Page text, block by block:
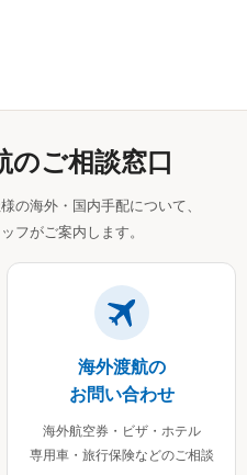
のご相談窓口
の海外・国内手配について、
フがご案内します。
海外渡航の
お問い合わせ
海外航空券・ビザ・ホテル
専用車・旅行保険などのご相談